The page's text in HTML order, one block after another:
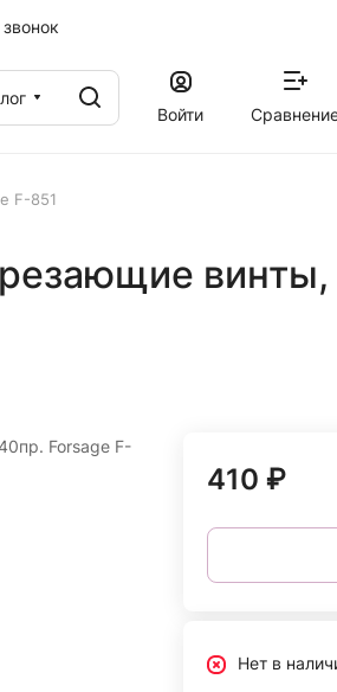
Войти
F-851
Forsage F-
410 ₽
Нет в